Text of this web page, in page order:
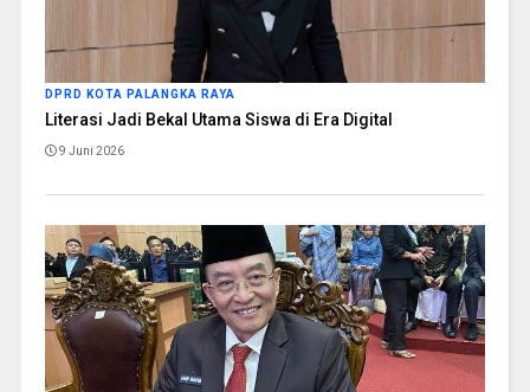
DPRD KOTA PALANGKA RAYA
Literasi Jadi Bekal Utama Siswa di Era Digital
9 Juni 2026